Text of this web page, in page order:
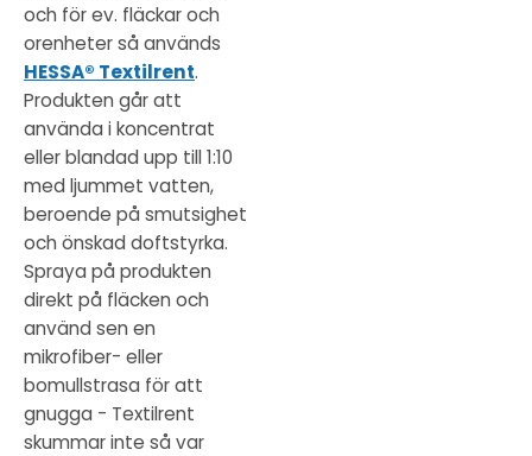
och för ev. fläckar och
orenheter så används
HESSA® Textilrent.
Produkten går att
använda i koncentrat
eller blandad upp till 1:10
med ljummet vatten,
beroende på smutsighet
och önskad doftstyrka.
Spraya på produkten
direkt på fläcken och
använd sen en
mikrofiber- eller
bomullstrasa för att
gnugga - Textilrent
skummar inte så var